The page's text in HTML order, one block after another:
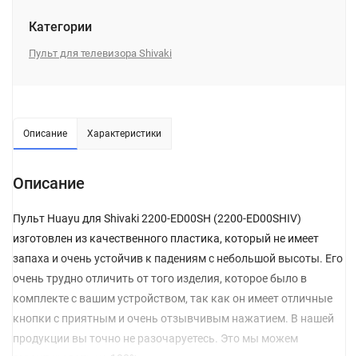
Категории
Пульт для телевизора Shivaki
Описание Характеристики
Описание
Пульт Huayu для Shivaki 2200-ED00SH (2200-ED00SHIV)
изготовлен из качественного пластика, который не имеет
запаха и очень устойчив к падениям с небольшой высоты. Его
очень трудно отличить от того изделия, которое было в
комплекте с вашим устройством, так как он имеет отличные
кнопки с приятным и очень отзывчивым нажатием. В нашей
продукции вы точно не разочаруетесь. Это мы можем